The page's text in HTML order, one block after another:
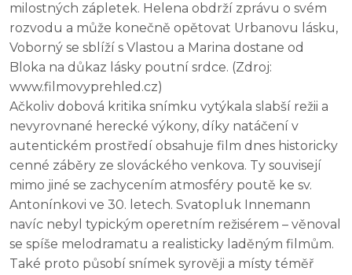
milostných zápletek. Helena obdrží zprávu o svém
rozvodu a může konečně opětovat Urbanovu lásku,
Voborný se sblíží s Vlastou a Marina dostane od
Bloka na důkaz lásky poutní srdce. (Zdroj:
www.filmovyprehled.cz)
Ačkoliv dobová kritika snímku vytýkala slabší režii a
nevyrovnané herecké výkony, díky natáčení v
autentickém prostředí obsahuje film dnes historicky
cenné záběry ze slováckého venkova. Ty souvisejí
mimo jiné se zachycením atmosféry poutě ke sv.
Antonínkovi ve 30. letech. Svatopluk Innemann
navíc nebyl typickým operetním režisérem – věnoval
se spíše melodramatu a realisticky laděným filmům.
Také proto působí snímek syrověji a místy téměř